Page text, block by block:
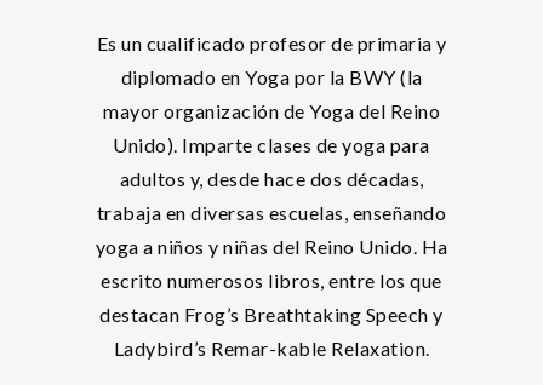
Es un cualificado profesor de primaria y
diplomado en Yoga por la BWY (la
mayor organización de Yoga del Reino
Unido). Imparte clases de yoga para
adultos y, desde hace dos décadas,
trabaja en diversas escuelas, enseñando
yoga a niños y niñas del Reino Unido. Ha
escrito numerosos libros, entre los que
destacan Frog’s Breathtaking Speech y
Ladybird’s Remar-kable Relaxation.